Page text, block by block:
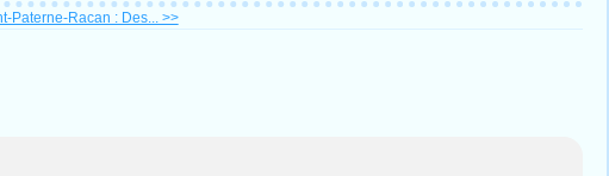
Paterne-Racan : Des... >>